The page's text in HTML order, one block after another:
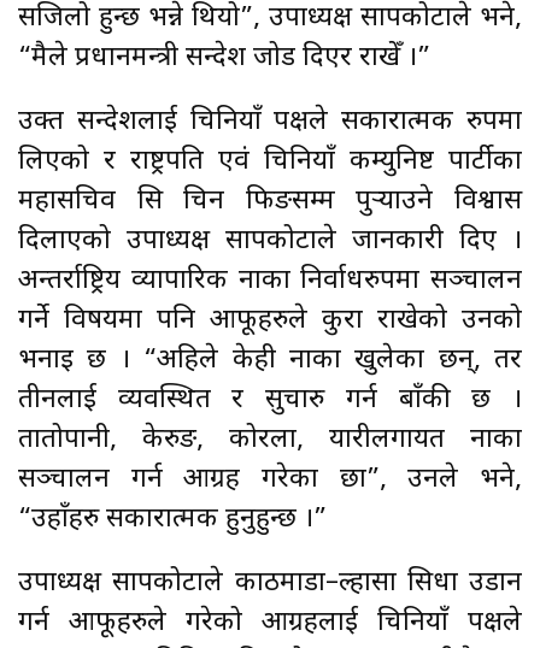
सजिलो हुन्छ भन्ने थियो”, उपाध्यक्ष सापकोटाले भने,
“मैले प्रधानमन्त्री सन्देश जोड दिएर राखेँ ।”
उक्त सन्देशलाई चिनियाँ पक्षले सकारात्मक रुपमा
लिएको र राष्ट्रपति एवं चिनियाँ कम्युनिष्ट पार्टीका
महासचिव सि चिन फिङसम्म पुर्‍याउने विश्वास
दिलाएको उपाध्यक्ष सापकोटाले जानकारी दिए ।
अन्तर्राष्ट्रिय व्यापारिक नाका निर्वाधरुपमा सञ्चालन
गर्ने विषयमा पनि आफूहरुले कुरा राखेको उनको
भनाइ छ । “अहिले केही नाका खुलेका छन्, तर
तीनलाई व्यवस्थित र सुचारु गर्न बाँकी छ ।
तातोपानी, केरुङ, कोरला, यारीलगायत नाका
सञ्चालन गर्न आग्रह गरेका छौँ”, उनले भने,
“उहाँहरु सकारात्मक हुनुहुन्छ ।”
उपाध्यक्ष सापकोटाले काठमाडौँ–ल्हासा सिधा उडान
गर्न आफूहरुले गरेको आग्रहलाई चिनियाँ पक्षले